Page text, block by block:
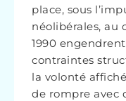
place, sous
néolibérales, au
1990
contraintes
la volonté
de rompre avec